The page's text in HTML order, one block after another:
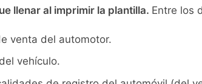
llenar al imprimir la plantilla. Entre los
venta del automotor.
vehículo.